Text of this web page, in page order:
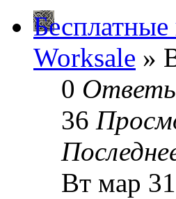
Бесплатные
Worksale »
0
36
Вт мар